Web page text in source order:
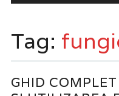
Tag:
GHID